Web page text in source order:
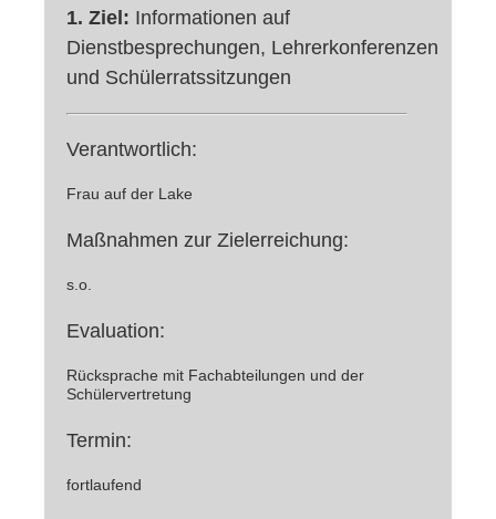
1. Ziel: Informationen auf
Dienstbesprechungen, Lehrerkonferenzen
und Schülerratssitzungen
Verantwortlich:
Frau auf der Lake
Maßnahmen zur Zielerreichung:
s.o.
Evaluation:
Rücksprache mit Fachabteilungen und der
Schülervertretung
Termin:
fortlaufend